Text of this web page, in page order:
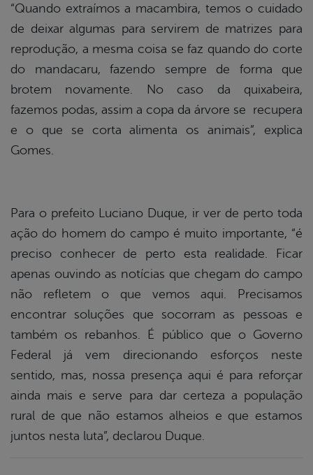
“Quando extraímos a macambira, temos o cuidado
de deixar algumas para servirem de matrizes para
reprodução, a mesma coisa se faz quando do corte
do mandacaru, fazendo sempre de forma que
brotem novamente. No caso da quixabeira,
fazemos podas, assim a copa da árvore se recupera
e o que se corta alimenta os animais”, explica
Gomes.
Para o prefeito Luciano Duque, ir ver de perto toda
ação do homem do campo é muito importante, “é
preciso conhecer de perto esta realidade. Ficar
apenas ouvindo as notícias que chegam do campo
não refletem o que vemos aqui. Precisamos
encontrar soluções que socorram as pessoas e
também os rebanhos. É público que o Governo
Federal já vem direcionando esforços neste
sentido, mas, nossa presença aqui é para reforçar
ainda mais e serve para dar certeza a população
rural de que não estamos alheios e que estamos
juntos nesta luta”, declarou Duque.